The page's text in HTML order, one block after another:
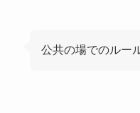
公共の場でのルー